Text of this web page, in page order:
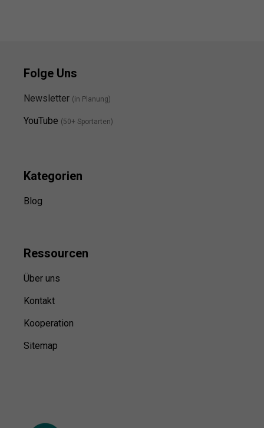
Folge Uns
Newsletter (in Planung)
YouTube (50+ Sportarten)
Kategorien
Blog
Ressourcen
Über uns
Kontakt
Kooperation
Sitemap